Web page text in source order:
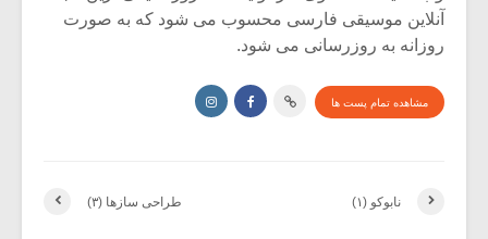
آنلاین موسیقی فارسی محسوب می شود که به صورت
روزانه به روزرسانی می شود.
مشاهده تمام پست ها
طراحی سازها (۳) نابوکو (۱)